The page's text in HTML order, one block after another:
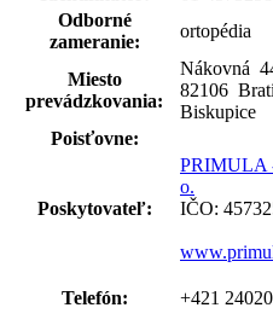
Odborné
zameranie:
ortopédia
Miesto
prevádzkovania:
Nákovná
82106
Biskupice
Poisťovne:
Poskytovateľ:
PRIMULA
o.
IČO:
Telefón: +421